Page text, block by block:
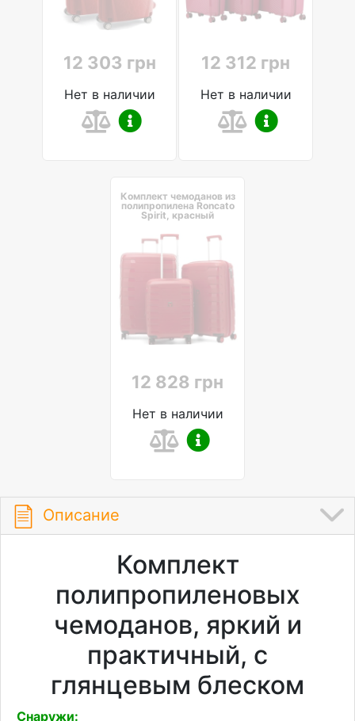
12 303 грн
Нет в наличии
12 312 грн
Нет в наличии
Комплект чемоданов из
полипропилена Roncato
Spirit, красный
12 828 грн
Нет в наличии
Описание
Комплект
полипропиленовых
чемоданов, яркий и
практичный, с
глянцевым блеском
Снаружи: